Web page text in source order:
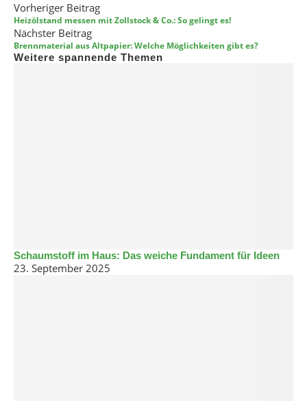
Vorheriger Beitrag
Heizölstand messen mit Zollstock & Co.: So gelingt es!
Nächster Beitrag
Brennmaterial aus Altpapier: Welche Möglichkeiten gibt es?
Weitere spannende Themen
Schaumstoff im Haus: Das weiche Fundament für Ideen
23. September 2025